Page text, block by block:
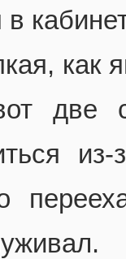
в
как
две